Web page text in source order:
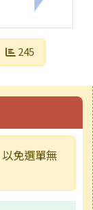
245
免選單無